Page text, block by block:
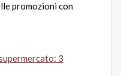
promozioni con